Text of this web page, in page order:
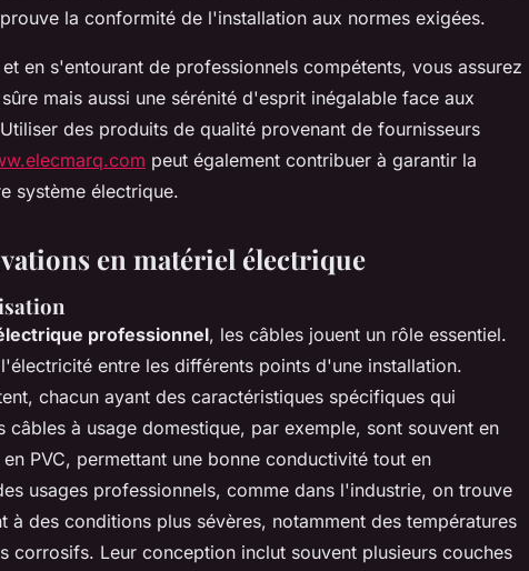
la conformité de l'installation aux normes exigées.
en s'entourant de professionnels compétents, vous assurez
mais aussi une sérénité d'esprit inégalable face aux
des produits de qualité provenant de fournisseurs
peut également contribuer à garantir la
système électrique.
en matériel électrique
professionnel, les câbles jouent un rôle essentiel.
entre les différents points d'une installation.
chacun ayant des caractéristiques spécifiques qui
câbles à usage domestique, par exemple, sont souvent en
PVC, permettant une bonne conductivité tout en
usages professionnels, comme dans l'industrie, on trouve
à des conditions plus sévères, notamment des températures
corrosifs. Leur conception inclut souvent plusieurs couches